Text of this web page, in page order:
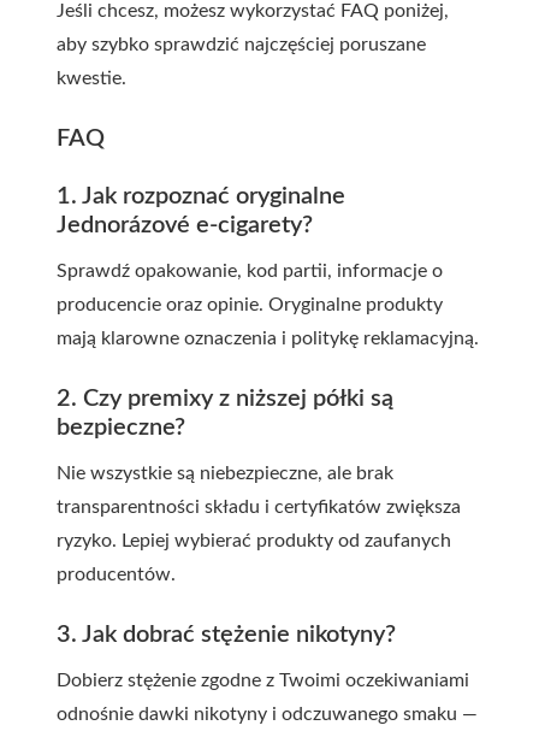
Jeśli chcesz, możesz wykorzystać FAQ poniżej,
aby szybko sprawdzić najczęściej poruszane
kwestie.
FAQ
1. Jak rozpoznać oryginalne
Jednorázové e-cigarety?
Sprawdź opakowanie, kod partii, informacje o
producencie oraz opinie. Oryginalne produkty
mają klarowne oznaczenia i politykę reklamacyjną.
2. Czy premixy z niższej półki są
bezpieczne?
Nie wszystkie są niebezpieczne, ale brak
transparentności składu i certyfikatów zwiększa
ryzyko. Lepiej wybierać produkty od zaufanych
producentów.
3. Jak dobrać stężenie nikotyny?
Dobierz stężenie zgodne z Twoimi oczekiwaniami
odnośnie dawki nikotyny i odczuwanego smaku —